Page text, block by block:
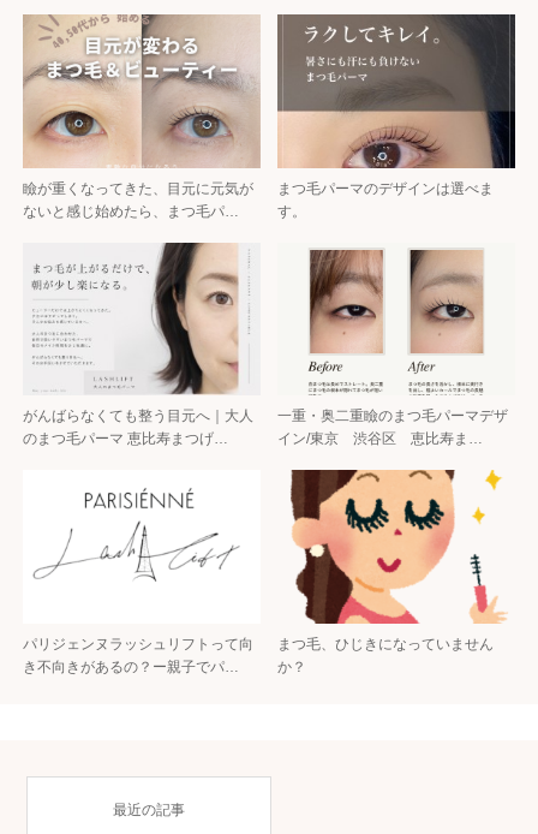
瞼が重くなってきた、目元に元気が
ないと感じ始めたら、まつ毛パ…
まつ毛パーマのデザインは選べま
す。
がんばらなくても整う目元へ｜大人
のまつ毛パーマ 恵比寿まつげ…
一重・奥二重瞼のまつ毛パーマデザ
イン/東京 渋谷区 恵比寿ま…
パリジェンヌラッシュリフトって向
き不向きがあるの？ー親子でパ…
まつ毛、ひじきになっていません
か？
最近の記事